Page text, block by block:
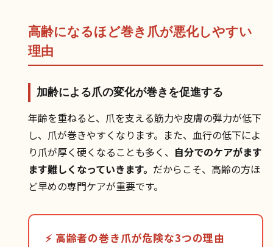
高齢になるほど巻き爪が悪化しやすい
理由
加齢による爪の変化が巻きを促進する
年齢を重ねると、爪を支える筋力や皮膚の弾力が低下
し、爪が巻きやすくなります。また、血行の低下によ
り爪が厚く硬くなることも多く、 自分でのケアがます
ます難しくなっていきます。 だからこそ、高齢の方ほ
ど早めの専門ケアが重要です。
⚡ 高齢者の巻き爪が危険な3つの理由